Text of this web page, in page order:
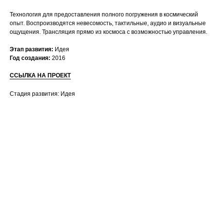
Технология для предоставления полного погружения в космический
опыт. Воспроизводятся невесомость, тактильные, аудио и визуальные
ощущения. Трансляция прямо из космоса с возможностью управления.
Этап развития: Идея
Год создания: 2016
ССЫЛКА НА ПРОЕКТ
Стадия развития: Идея